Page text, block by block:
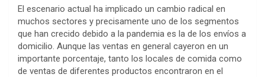
El escenario actual ha implicado un cambio radical en
muchos sectores y precisamente uno de los segmentos
que han crecido debido a la pandemia es la de los envíos a
domicilio. Aunque las ventas en general cayeron en un
importante porcentaje, tanto los locales de comida como
de ventas de diferentes productos encontraron en el